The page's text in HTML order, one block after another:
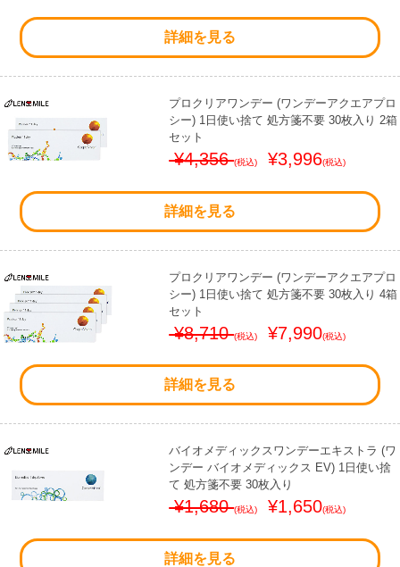
詳細を見る
プロクリアワンデー (ワンデーアクエアプロ
シー) 1日使い捨て 処方箋不要 30枚入り 2箱
セット
¥4,356(税込) ¥3,996(税込)
詳細を見る
プロクリアワンデー (ワンデーアクエアプロ
シー) 1日使い捨て 処方箋不要 30枚入り 4箱
セット
¥8,710(税込) ¥7,990(税込)
詳細を見る
バイオメディックスワンデーエキストラ (ワ
ンデー バイオメディックス EV) 1日使い捨
て 処方箋不要 30枚入り
¥1,680(税込) ¥1,650(税込)
詳細を見る